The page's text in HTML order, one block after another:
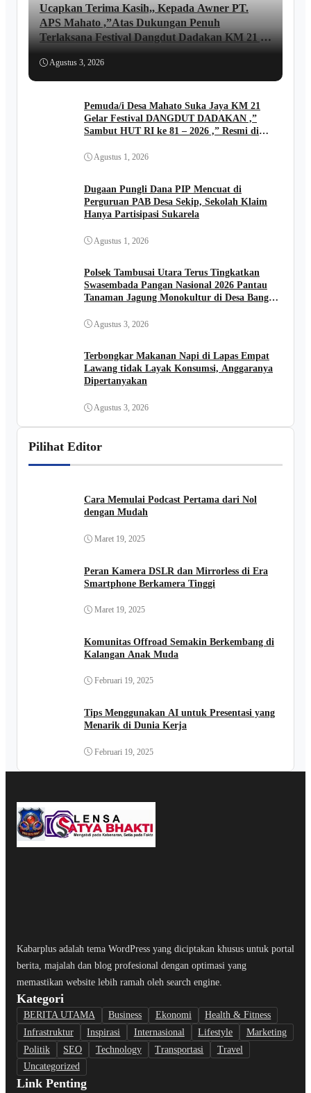
Ucapkan Terima Kasih,, Kepada Awner PT.
APS Mahato ,”Atas Dukungan Penuh
Terlaksana Festival Dangdut Dadakan KM 21 ,,
lni Ungkapan JUNAIDI ..
Agustus 3, 2026
Pemuda/i Desa Mahato Suka Jaya KM 21
Gelar Festival DANGDUT DADAKAN ,”
Sambut HUT RI ke 81 – 2026 ,” Resmi di
Agustus 1, 2026
Dugaan Pungli Dana PIP Mencuat di
Perguruan PAB Desa Sekip, Sekolah Klaim
Hanya Partisipasi Sukarela
Agustus 1, 2026
Polsek Tambusai Utara Terus Tingkatkan
Swasembada Pangan Nasional 2026 Pantau
Tanaman Jagung Monokultur di Desa Bangun
Agustus 3, 2026
Terbongkar Makanan Napi di Lapas Empat
Lawang tidak Layak Konsumsi, Anggaranya
Dipertanyakan
Agustus 3, 2026
Pilihat Editor
Cara Memulai Podcast Pertama dari Nol
dengan Mudah
Maret 19, 2025
Peran Kamera DSLR dan Mirrorless di Era
Smartphone Berkamera Tinggi
Maret 19, 2025
Komunitas Offroad Semakin Berkembang di
Kalangan Anak Muda
Februari 19, 2025
Tips Menggunakan AI untuk Presentasi yang
Menarik di Dunia Kerja
Februari 19, 2025
Kabarplus adalah tema WordPress yang diciptakan khusus untuk portal
berita, majalah dan blog profesional dengan optimasi yang
memastikan website lebih ramah oleh search engine.
Kategori
BERITA UTAMA Business Ekonomi
Health & Fitness
Infrastruktur
Inspirasi Internasional Lifestyle
Marketing
Politik
SEO Technology Transportasi
Travel
Uncategorized
Link Penting